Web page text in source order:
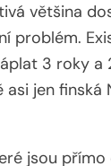
většina
problém.
3 roky a
jen finská
jsou